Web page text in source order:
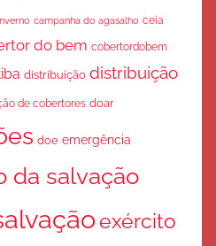
campanha do agasalho ceia
do bem cobertordobem
distribuição distribuição
de cobertores doar
doe emergência
da salvação
exército